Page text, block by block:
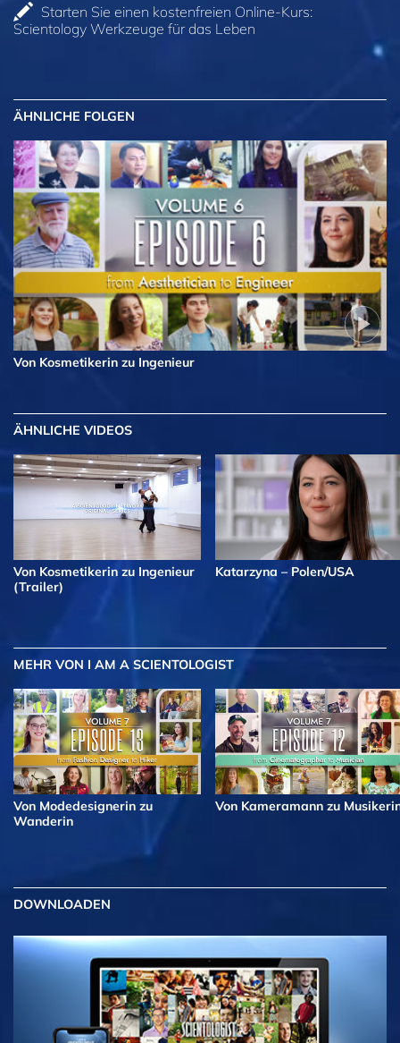
Starten Sie einen kostenfreien Online-Kurs:
Scientology Werkzeuge für das Leben
ÄHNLICHE FOLGEN
Von Kosmetikerin zu Ingenieur
ÄHNLICHE VIDEOS
Von Kosmetikerin zu Ingenieur
(Trailer)
Katarzyna – Polen/USA
MEHR VON I AM A SCIENTOLOGIST
Von Modedesignerin zu
Wanderin
Von Kameramann zu
DOWNLOADEN